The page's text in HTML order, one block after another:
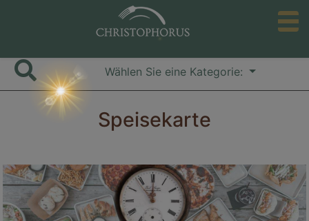
Wählen Sie eine Kategorie:
Speisekarte